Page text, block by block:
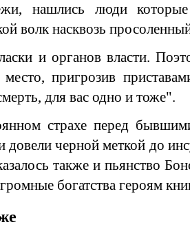
нашлись люди
волк насквозь
и органов власти.
место, пригрозив
для вас одно и тоже".
страхе перед
довели черной меткой до
также и пьянство
богатства героям